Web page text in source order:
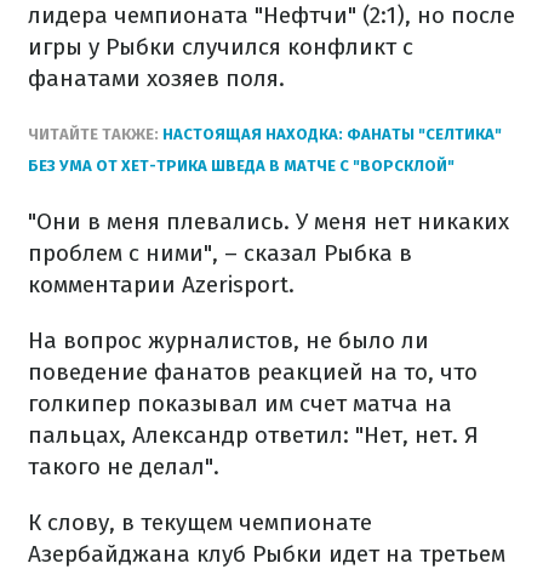
лидера чемпионата "Нефтчи" (2:1), но после
игры у Рыбки случился конфликт с
фанатами хозяев поля.
ЧИТАЙТЕ ТАКЖЕ: НАСТОЯЩАЯ НАХОДКА: ФАНАТЫ "СЕЛТИКА"
БЕЗ УМА ОТ ХЕТ-ТРИКА ШВЕДА В МАТЧЕ С "ВОРСКЛОЙ"
"Они в меня плевались. У меня нет никаких
проблем с ними", – сказал Рыбка в
комментарии Azerisport.
На вопрос журналистов, не было ли
поведение фанатов реакцией на то, что
голкипер показывал им счет матча на
пальцах, Александр ответил: "Нет, нет. Я
такого не делал".
К слову, в текущем чемпионате
Азербайджана клуб Рыбки идет на третьем